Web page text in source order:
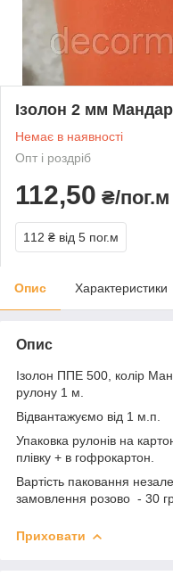
Ізолон 2 мм
Немає в наявності
Опт і роздріб
112,50 ₴/пог.м
112 ₴ від 5 пог.м
Опис Характеристики
Опис
Ізолон ППЕ 500, колір
рулону 1 м.
Відвантажуємо від 1 м.п.
Упаковка рулонів на
плівку + в гофрокартон.
Вартість паковання
замовлення розово - 30
Приховати